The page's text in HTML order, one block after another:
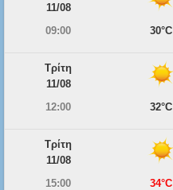
11/08
09:00
30°C
Τρίτη
11/08
12:00
32°C
Τρίτη
11/08
15:00
34°C